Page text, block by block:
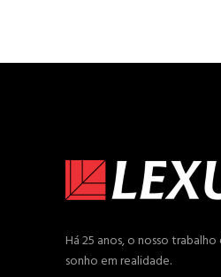
Há 25 anos, o nosso
sonho em realidade.